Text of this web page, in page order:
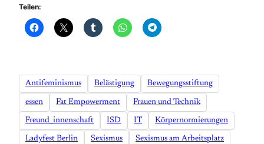
Teilen:
Antifeminismus Belästigung Bewegungsstiftung
essen Fat Empowerment Frauen und Technik
Freund_innenschaft ISD IT Körpernormierungen
Ladyfest Berlin Sexismus Sexismus am Arbeitsplatz